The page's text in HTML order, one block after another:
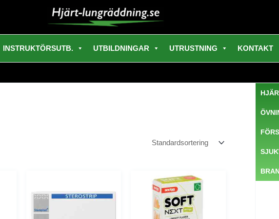
INSTRUKTÖRSUTB. UTBILDNINGAR UTRUSTNING KONTAKT